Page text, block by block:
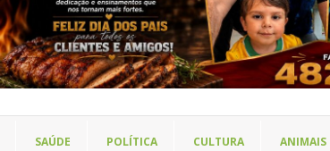
SAÚDE POLÍTICA CULTURA ANIMAIS